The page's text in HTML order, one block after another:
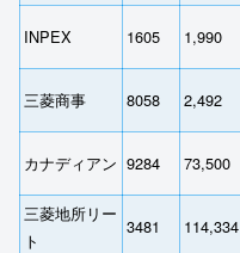
INPEX 1605 1,990
三菱商事 8058 2,492
カナディアン 9284 73,500
三菱地所リー
ト
3481 114,334